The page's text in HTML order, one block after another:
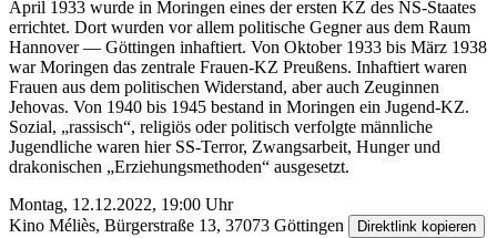
April 1933 wurde in Moringen eines der ersten KZ des NS-Staates
errichtet. Dort wurden vor allem politische Gegner aus dem Raum
Hannover — Göttingen inhaftiert. Von Oktober 1933 bis März 1938
war Moringen das zentrale Frauen-KZ Preußens. Inhaftiert waren
Frauen aus dem politischen Widerstand, aber auch Zeuginnen
Jehovas. Von 1940 bis 1945 bestand in Moringen ein Jugend-KZ.
Sozial, „rassisch“, religiös oder politisch verfolgte männliche
Jugendliche waren hier SS-Terror, Zwangs­arbeit, Hunger und
drakonischen „Erziehungs­methoden“ ausgesetzt.
Montag, 12.12.2022, 19:00 Uhr
Kino Méliès, Bürgerstraße 13, 37073 Göttingen
Direktlink kopieren